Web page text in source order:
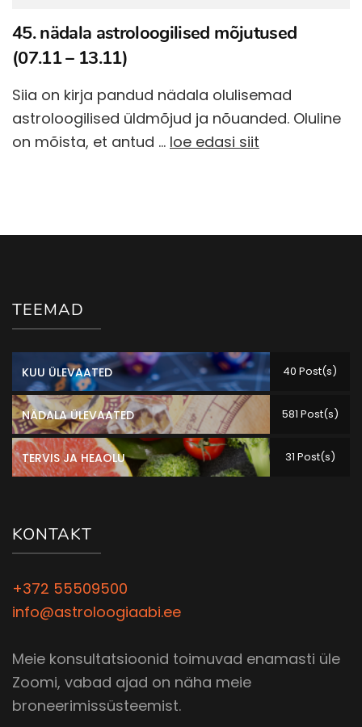
45. nädala astroloogilised mõjutused
(07.11 – 13.11)
Siia on kirja pandud nädala olulisemad
astroloogilised üldmõjud ja nõuanded. Oluline
on mõista, et antud … loe edasi siit
TEEMAD
KUU ÜLEVAATED 40 Post(s)
NÄDALA ÜLEVAATED 581 Post(s)
TERVIS JA HEAOLU 31 Post(s)
KONTAKT
+372 55509500
info@astroloogiaabi.ee
Meie konsultatsioonid toimuvad enamasti üle
Zoomi, vabad ajad on näha meie
broneerimissüsteemist.